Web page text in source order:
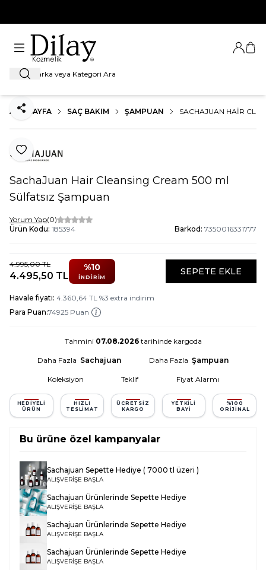
Ara
Giriş
ANA SAYFA SAÇ BAKIM ŞAMPUAN SACHAJUAN HAIR
Favoriye Ekle
Paylaş
SachaJuan Hair Cleansing Cream 500 ml
Sülfatsız Şampuan
Yorum Yap(0)
Ürün Kodu: 185394 Barkod: 7350016331777
4.995,00TL
4.495,50 TL
%10
İNDIRIM
SEPETE EKLE
Havale fiyatı: 4.360,64 TL %3 extra indirim
Para Puan:74925 Puan
Tahmini 07.08.2026tarihinde kargoda
Daha Fazla Sachajuan Daha Fazla Şampuan
Koleksiyon Teklif Fiyat Alarmı
HEDIYELI
ÜRÜN
HIZLI
TESLIMAT
ÜCRETSIZ
KARGO
YETKILI
BAYI
%100
ORIJINAL
Bu ürüne özel kampanyalar
Sachajuan Sepette Hediye ( 7000 tl üzeri )
ALIŞVERİŞE BAŞLA
Sachajuan Ürünlerinde Sepette Hediye
ALIŞVERİŞE BAŞLA
Sachajuan Ürünlerinde Sepette Hediye
ALIŞVERİŞE BAŞLA
Sachajuan Ürünlerinde Sepette Hediye
ALIŞVERİŞE BAŞLA